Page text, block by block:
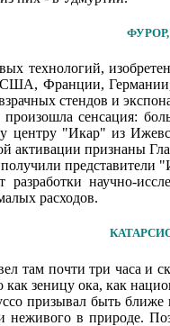
технологий,
Франции,
стендов и
сенсация:
центру "Икар" из
активации
представители
разработки научно-
расходов.
почти три часа и
зеницу ока, как
призывал быть ближе
неживого в природе.